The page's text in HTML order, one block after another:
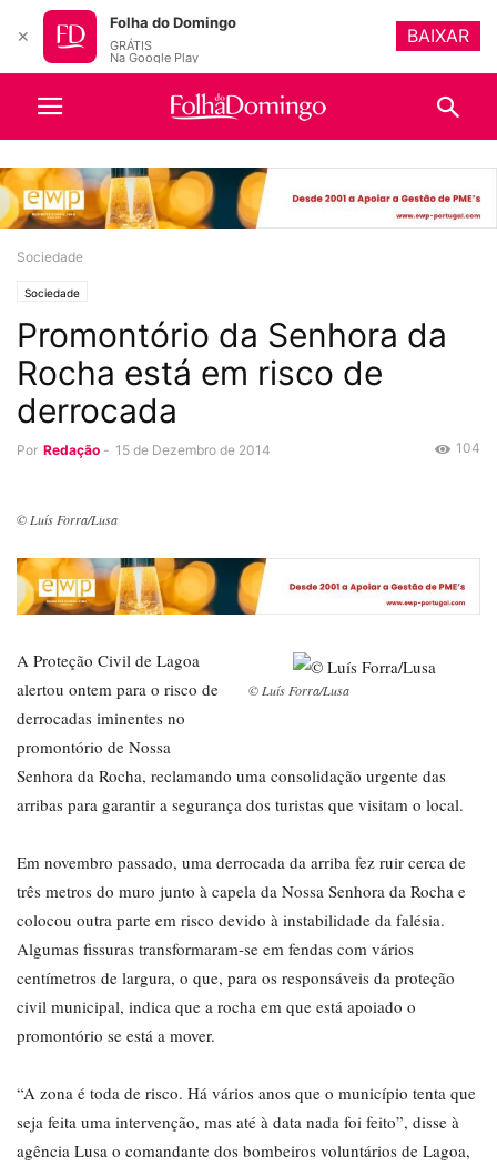
Sociedade
Sociedade
Promontório da Senhora da
Rocha está em risco de
derrocada
Por Redação - 15 de Dezembro de 2014 104
© Luís Forra/Lusa
© Luís Forra/Lusa
A Proteção Civil de Lagoa
alertou ontem para o risco de
derrocadas iminentes no
promontório de Nossa
Senhora da Rocha, reclamando uma consolidação urgente das
arribas para garantir a segurança dos turistas que visitam o local.
Em novembro passado, uma derrocada da arriba fez ruir cerca de
três metros do muro junto à capela da Nossa Senhora da Rocha e
colocou outra parte em risco devido à instabilidade da falésia.
Algumas fissuras transformaram-se em fendas com vários
centímetros de largura, o que, para os responsáveis da proteção
civil municipal, indica que a rocha em que está apoiado o
promontório se está a mover.
“A zona é toda de risco. Há vários anos que o município tenta que
seja feita uma intervenção, mas até à data nada foi feito”, disse à
agência Lusa o comandante dos bombeiros voluntários de Lagoa,
✕
Folha do Domingo
GRÁTIS
Na Google Play
BAIXAR